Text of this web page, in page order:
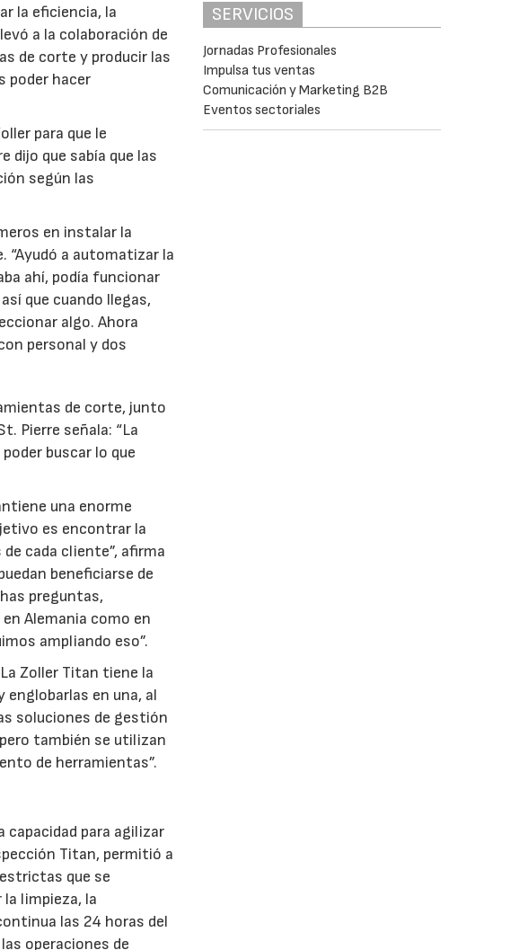
la eficiencia, la
a la colaboración de
de corte y producir las
poder hacer
para que le
dijo que sabía que las
según las
en instalar la
“Ayudó a automatizar la
ahí, podía funcionar
que cuando llegas,
algo. Ahora
personal y dos
de corte, junto
Pierre señala: “La
buscar lo que
una enorme
es encontrar la
cada cliente”, afirma
beneficiarse de
preguntas,
Alemania como en
ampliando eso”.
Zoller Titan tiene la
englobarlas en una, al
soluciones de gestión
también se utilizan
de herramientas”.
capacidad para agilizar
Titan, permitió a
que se
limpieza, la
las 24 horas del
operaciones de
SERVICIOS
Jornadas Profesionales
Impulsa tus ventas
Comunicación y Marketing B2B
Eventos sectoriales